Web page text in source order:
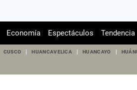
Economía Espectáculos Tendencia
CUSCO HUANCAVELICA HUANCAYO